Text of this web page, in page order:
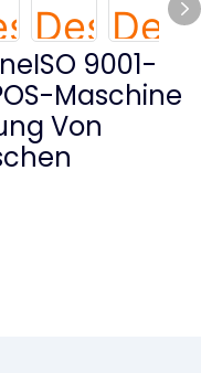
9001-
Maschine
Von